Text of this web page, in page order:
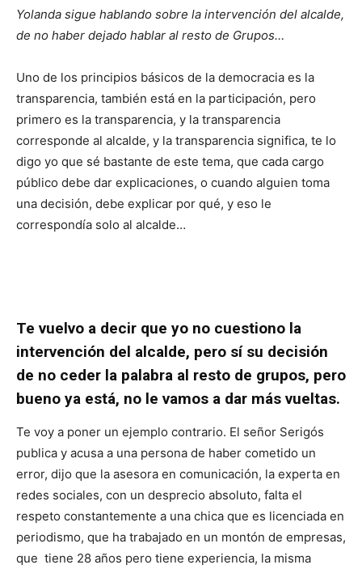
Yolanda sigue hablando sobre la intervención del alcalde,
de no haber dejado hablar al resto de Grupos…
Uno de los principios básicos de la democracia es la
transparencia, también está en la participación, pero
primero es la transparencia, y la transparencia
corresponde al alcalde, y la transparencia significa, te lo
digo yo que sé bastante de este tema, que cada cargo
público debe dar explicaciones, o cuando alguien toma
una decisión, debe explicar por qué, y eso le
correspondía solo al alcalde…
Te vuelvo a decir que yo no cuestiono la
intervención del alcalde, pero sí su decisión
de no ceder la palabra al resto de grupos, pero
bueno ya está, no le vamos a dar más vueltas.
Te voy a poner un ejemplo contrario. El señor Serigós
publica y acusa a una persona de haber cometido un
error, dijo que la asesora en comunicación, la experta en
redes sociales, con un desprecio absoluto, falta el
respeto constantemente a una chica que es licenciada en
periodismo, que ha trabajado en un montón de empresas,
que tiene 28 años pero tiene experiencia, la misma